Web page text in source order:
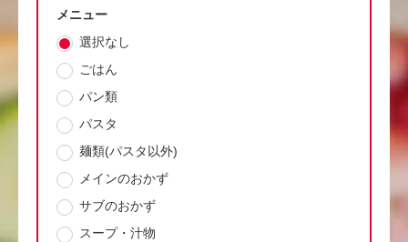
メニュー
選択なし
ごはん
パン類
パスタ
麺類(パスタ以外)
メインのおかず
サブのおかず
スープ・汁物